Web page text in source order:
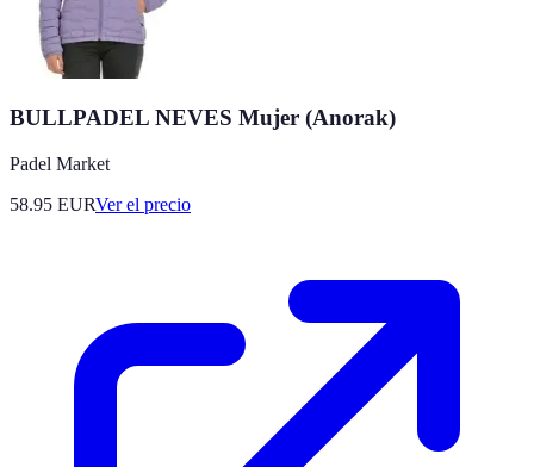
BULLPADEL NEVES Mujer (Anorak)
Padel Market
58.95 EURVer el precio